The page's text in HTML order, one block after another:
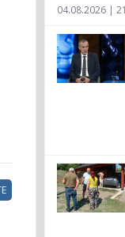
04.08.2026 |